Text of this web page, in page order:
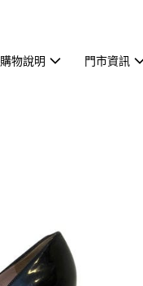
購物說明 門市資訊